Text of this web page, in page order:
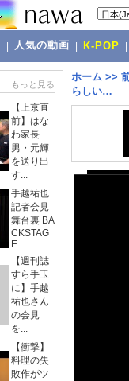
人気の動画 K-POP
もっと見る
【上京直
前】はな
わ家長
男・元輝
を送り出
す...
手越祐也
記者会見
舞台裏 BA
CKSTAG
E
【週刊誌
すら手玉
に】手越
祐也さん
の会見
を...
【衝撃】
料理の失
敗作がツ
ホーム >>
らしい…